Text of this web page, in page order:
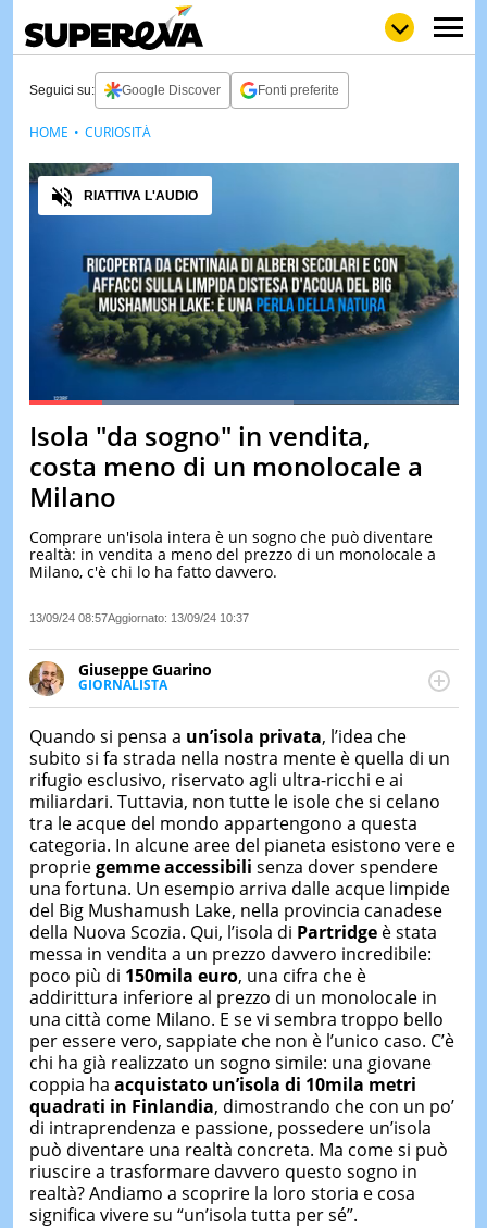
LOLGULP
LOVE
WOW
POP
NEWS
TEST
DI
Seguici su: Google Discover Fonti preferite
Pause Unmute
Loaded:61.58%
Audio
RIATTIVA L'AUDIO
Isola "da sogno" in vendita,
costa meno di un monolocale a
Milano
Comprare un'isola intera è un sogno che può diventare
realtà: in vendita a meno del prezzo di un monolocale a
Milano, c'è chi lo ha fatto davvero.
13/09/24 08:57Aggiornato: 13/09/24 10:37
Giuseppe Guarino
GIORNALISTA
Ph(D) in Diritto Comparato e processi di
integrazione e attivo nel campo della ricerca, in
particolare sulla Storia contemporanea di America
Latina e Spagna. Collabora con numerose testate ed
è presidente dell'Associazione Culturale "La
Biblioteca del Sannio".
HOME CURIOSITÀ
Quando si pensa a un’isola privata, l’idea che
subito si fa strada nella nostra mente è quella di un
rifugio esclusivo, riservato agli ultra-ricchi e ai
miliardari. Tuttavia, non tutte le isole che si celano
tra le acque del mondo appartengono a questa
categoria. In alcune aree del pianeta esistono vere e
propriegemme accessibili senza dover spendere
una fortuna. Un esempio arriva dalle acque limpide
del Big Mushamush Lake, nella provincia canadese
della Nuova Scozia. Qui, l’isola di Partridgeè stata
messa in vendita a un prezzo davvero incredibile:
poco più di 150mila euro, una cifra che è
addirittura inferiore al prezzo di un monolocale in
una città come Milano. E se vi sembra troppo bello
per essere vero, sappiate che non è l’unico caso. C’è
chi ha già realizzato un sogno simile: una giovane
coppia ha acquistato un’isola di 10mila metri
quadrati in Finlandia, dimostrando che con un po’
di intraprendenza e passione, possedere un’isola
può diventare una realtà concreta. Ma come si può
riuscire a trasformare davvero questo sogno in
realtà? Andiamo a scoprire la loro storia e cosa
significa vivere su “un’isola tutta per sé”.